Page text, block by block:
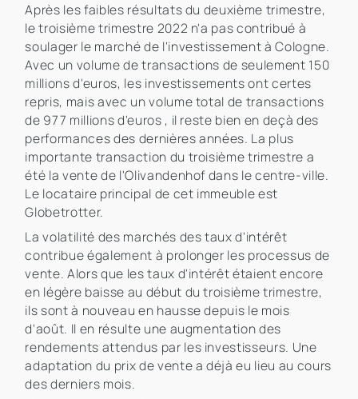
Après les faibles résultats du deuxième trimestre,
le troisième trimestre 2022 n'a pas contribué à
soulager le marché de l'investissement à Cologne.
Avec un volume de transactions de seulement 150
millions d'euros, les investissements ont certes
repris, mais avec un volume total de transactions
de 977 millions d'euros , il reste bien en deçà des
performances des dernières années. La plus
importante transaction du troisième trimestre a
été la vente de l'Olivandenhof dans le centre-ville.
Le locataire principal de cet immeuble est
Globetrotter.
La volatilité des marchés des taux d'intérêt
contribue également à prolonger les processus de
vente. Alors que les taux d'intérêt étaient encore
en légère baisse au début du troisième trimestre,
ils sont à nouveau en hausse depuis le mois
d'août. Il en résulte une augmentation des
rendements attendus par les investisseurs. Une
adaptation du prix de vente a déjà eu lieu au cours
des derniers mois.